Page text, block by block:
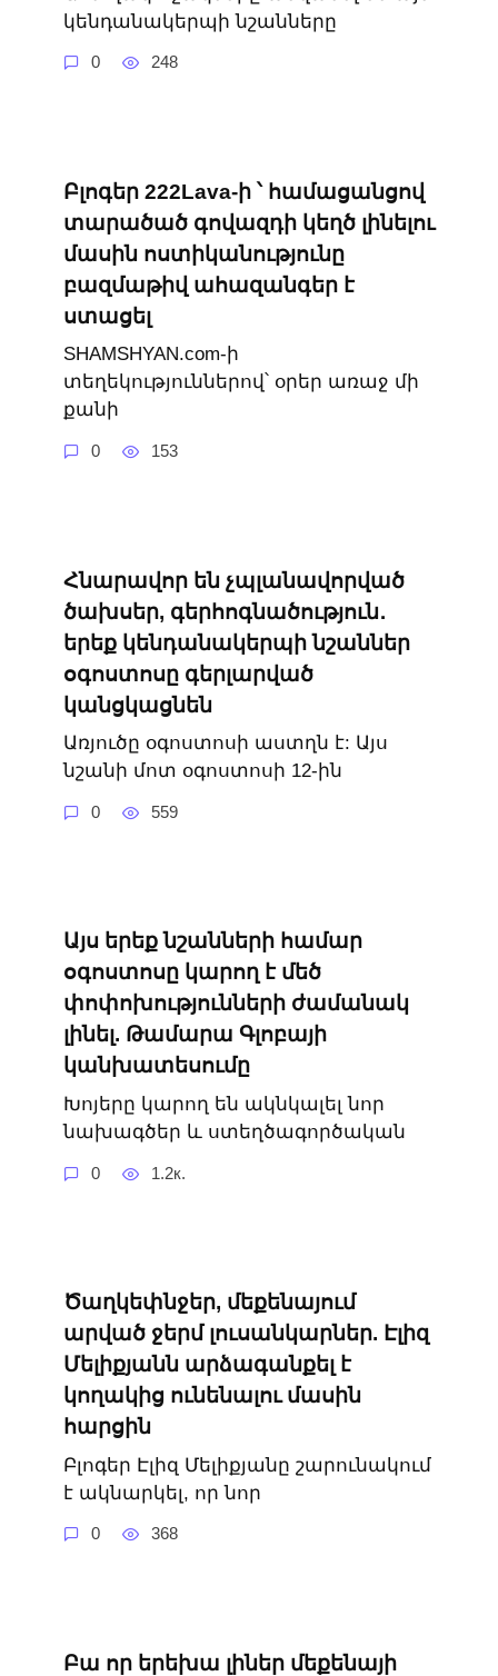
կենդանակերպի նշանները
0 248
Բլոգեր 222Lava-ի ՝ համացանցով
տարածած գովազդի կեղծ լինելու
մասին ոստիկանությունը
բազմաթիվ ահազանգեր է
ստացել
SHAMSHYAN.com-ի
տեղեկություններով՝ օրեր առաջ մի
քանի
0 153
Հնարավոր են չպլանավորված
ծախսեր, գերհոգնածություն․
երեք կենդանակերպի նշաններ
օգոստոսը գերլարված
կանցկացնեն
Առյուծը օգոստոսի աստղն է: Այս
նշանի մոտ օգոստոսի 12-ին
0 559
Այս երեք նշանների համար
օգոստոսը կարող է մեծ
փոփոխությունների ժամանակ
լինել. Թամարա Գլոբայի
կանխատեսումը
Խոյերը կարող են ակնկալել նոր
նախագծեր և ստեղծագործական
0 1.2к.
Ծաղկեփնջեր, մեքենայում
արված ջերմ լուսանկարներ. Էլիզ
Մելիքյանն արձագանքել է
կողակից ունենալու մասին
հարցին
Բլոգեր Էլիզ Մելիքյանը շարունակում
է ակնարկել, որ նոր
0 368
Բա որ երեխա լիներ մեքենայի